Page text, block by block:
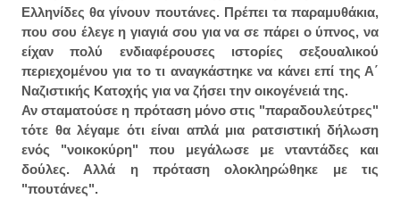
Ελληνίδες θα γίνουν πουτάνες. Πρέπει τα παραμυθάκια,
που σου έλεγε η γιαγιά σου για να σε πάρει ο ύπνος, να
είχαν πολύ ενδιαφέρουσες ιστορίες σεξουαλικού
περιεχομένου για το τι αναγκάστηκε να κάνει επί της Α΄
Ναζιστικής Κατοχής για να ζήσει την οικογένειά της.
Αν σταματούσε η πρόταση μόνο στις "παραδουλεύτρες"
τότε θα λέγαμε ότι είναι απλά μια ρατσιστική δήλωση
ενός "νοικοκύρη" που μεγάλωσε με νταντάδες και
δούλες. Αλλά η πρόταση ολοκληρώθηκε με τις
"πουτάνες".